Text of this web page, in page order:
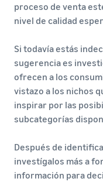
proceso de venta
nivel de calidad
Si todavía estás
sugerencia es
ofrecen a los
vistazo a los nichos
inspirar por las
subcategorías
Después de
investígalos más a
información para